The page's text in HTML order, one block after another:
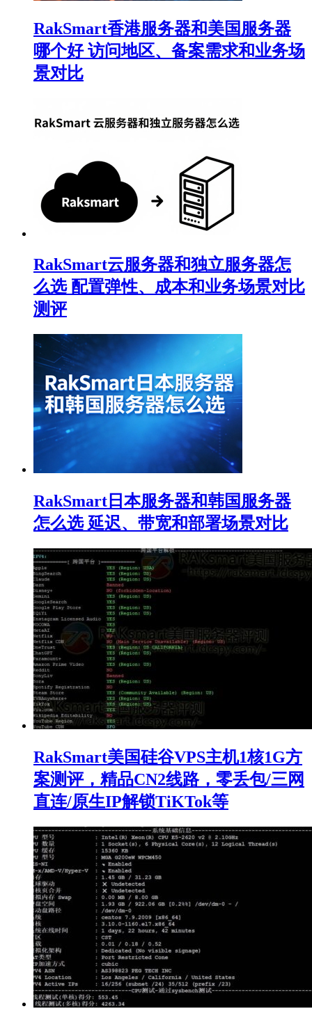
RakSmart香港服务器和美国服务器
哪个好 访问地区、备案需求和业务场
景对比
RakSmart云服务器和独立服务器怎
么选 配置弹性、成本和业务场景对比
测评
RakSmart日本服务器和韩国服务器
怎么选 延迟、带宽和部署场景对比
RakSmart美国硅谷VPS主机1核1G方
案测评，精品CN2线路，零丢包/三网
直连/原生IP解锁TiKTok等